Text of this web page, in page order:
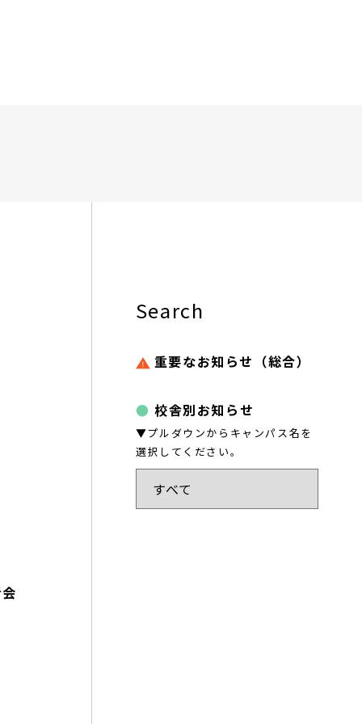
Search
重要なお知らせ（総合）
校舎別お知らせ
▼プルダウンからキャンパス名を
選択してください。